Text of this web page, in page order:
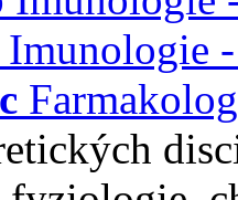
Imunologie